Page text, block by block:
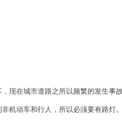
现在城市道路之所以频繁的发生事
机动车和行人，所以必须要有路灯。